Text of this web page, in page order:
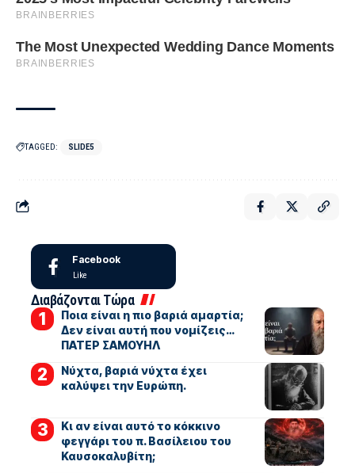
TAGGED: SLIDE5
Facebook
Like
Διαβάζονται Τώρα
Ποια είναι η πιο βαριά αμαρτία;
Δεν είναι αυτή που νομίζεις…
ΠΑΤΕΡ ΣΑΜΟΥΗΛ
Νύχτα, βαριά νύχτα έχει
καλύψει την Ευρώπη.
Κι αν είναι αυτό το κόκκινο
φεγγάρι του π. Βασίλειου του
Καυσοκαλυβίτη;